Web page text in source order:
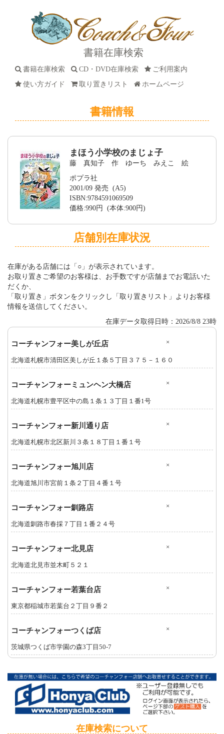
書籍在庫検索
書籍在庫検索 CD・DVD在庫検索
ご利用案内
使い方ガイド
取り置きリスト ホームページ
書籍情報
まほう小学校のまじょ子
藤 真知子 作 ゆーち みえこ 絵
ポプラ社
2001/09 発売 (A5)
ISBN:9784591069509
価格:990円 (本体:900円)
店舗別在庫状況
在庫がある店舗には「○」が表示されています。
お取り置きご希望のお客様は、お手数ですが店舗までお電話いた
だくか、
「取り置き」ボタンをクリックし「取り置きリスト」よりお客様
情報を送信してください。
在庫データ取得日時：2026/8/8 23時
コーチャンフォー美しが丘店 ×
北海道札幌市清田区美しが丘１条５丁目３７５－１６０
コーチャンフォーミュンヘン大橋店 ×
北海道札幌市豊平区中の島１条１３丁目１番1号
コーチャンフォー新川通り店 ×
北海道札幌市北区新川３条１８丁目１番１号
コーチャンフォー旭川店 ×
北海道旭川市宮前１条２丁目４番１号
コーチャンフォー釧路店 ×
北海道釧路市春採７丁目１番２４号
コーチャンフォー北見店 ×
北海道北見市並木町５２１
コーチャンフォー若葉台店 ×
東京都稲城市若葉台２丁目９番２
コーチャンフォーつくば店 ×
茨城県つくば市学園の森3丁目50-7
在庫検索について